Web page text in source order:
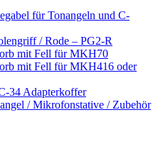
für Tonangeln und C-
/ Rode – PG2-R
mit Fell für MKH70
mit Fell für MKH416 oder
34 Adapterkoffer
/ Mikrofonstative / Zubehör